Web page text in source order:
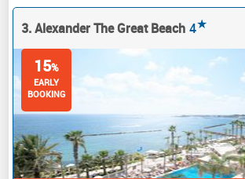
3. Alexander The Great Beach 4★
15%
EARLY
BOOKING